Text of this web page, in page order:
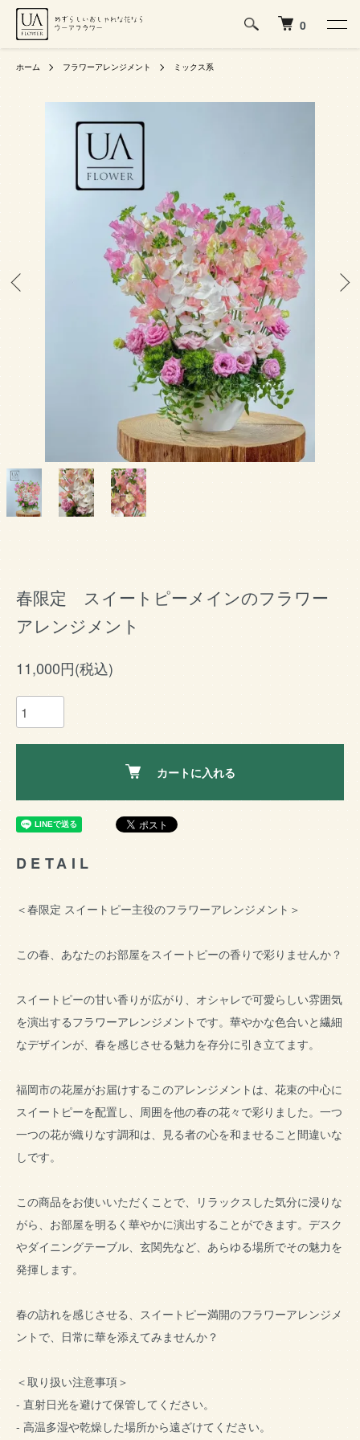
0
ホーム フラワーアレンジメント ミックス系
春限定 スイートピーメインのフラワー
アレンジメント
11,000円(税込)
カートに入れる
DETAIL
＜春限定 スイートピー主役のフラワーアレンジメント＞
この春、あなたのお部屋をスイートピーの香りで彩りませんか？
スイートピーの甘い香りが広がり、オシャレで可愛らしい雰囲気
を演出するフラワーアレンジメントです。華やかな色合いと繊細
なデザインが、春を感じさせる魅力を存分に引き立てます。
福岡市の花屋がお届けするこのアレンジメントは、花束の中心に
スイートピーを配置し、周囲を他の春の花々で彩りました。一つ
一つの花が織りなす調和は、見る者の心を和ませること間違いな
しです。
この商品をお使いいただくことで、リラックスした気分に浸りな
がら、お部屋を明るく華やかに演出することができます。デスク
やダイニングテーブル、玄関先など、あらゆる場所でその魅力を
発揮します。
春の訪れを感じさせる、スイートピー満開のフラワーアレンジメ
ントで、日常に華を添えてみませんか？
＜取り扱い注意事項＞
- 直射日光を避けて保管してください。
- 高温多湿や乾燥した場所から遠ざけてください。